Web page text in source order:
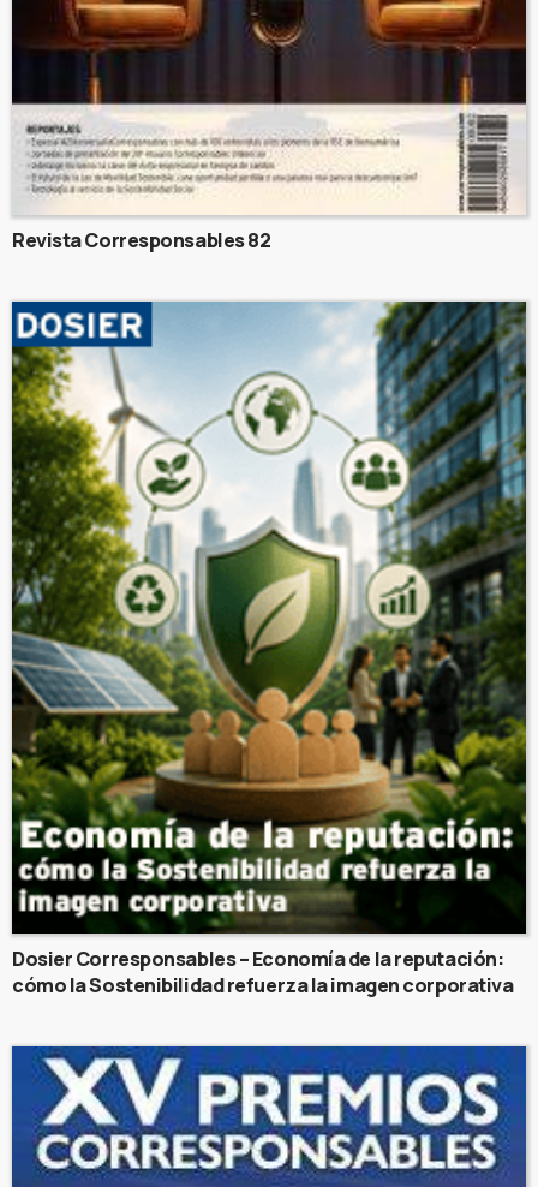
Revista Corresponsables 82
Dosier Corresponsables – Economía de la reputación:
cómo la Sostenibilidad refuerza la imagen corporativa